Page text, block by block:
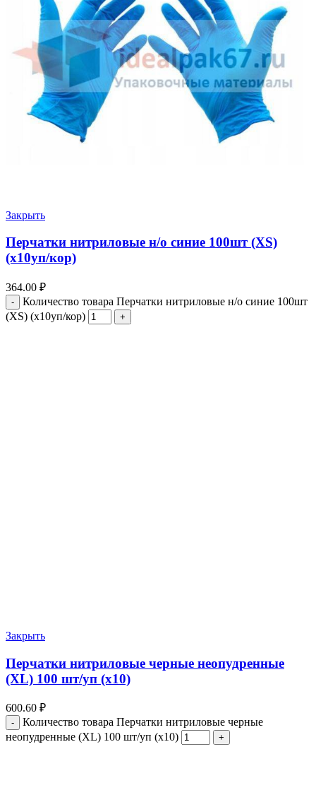
Закрыть
Перчатки нитриловые н/о синие 100шт (ХS)
(х10уп/кор)
364.00 ₽
Количество товара Перчатки нитриловые н/о синие 100шт
(ХS) (х10уп/кор)
Закрыть
Перчатки нитриловые черные неопудренные
(ХL) 100 шт/уп (х10)
600.60 ₽
Количество товара Перчатки нитриловые черные
неопудренные (ХL) 100 шт/уп (х10)